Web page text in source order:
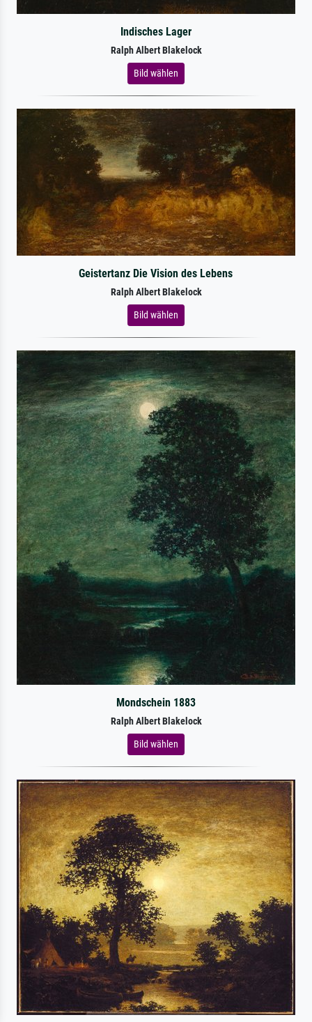
Indisches Lager
Ralph Albert Blakelock
Bild wählen
Geistertanz Die Vision des Lebens
Ralph Albert Blakelock
Bild wählen
Mondschein 1883
Ralph Albert Blakelock
Bild wählen